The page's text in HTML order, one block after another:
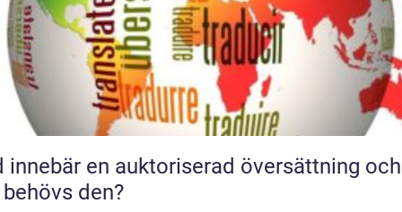
innebär en auktoriserad översättning och
den?